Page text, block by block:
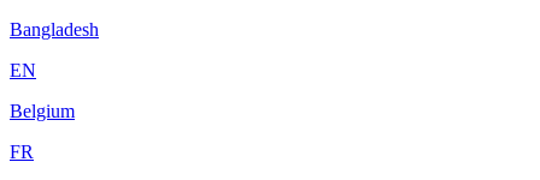
Bangladesh
EN
Belgium
FR